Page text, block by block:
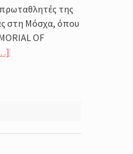
της
στη Μόσχα, όπου
OF